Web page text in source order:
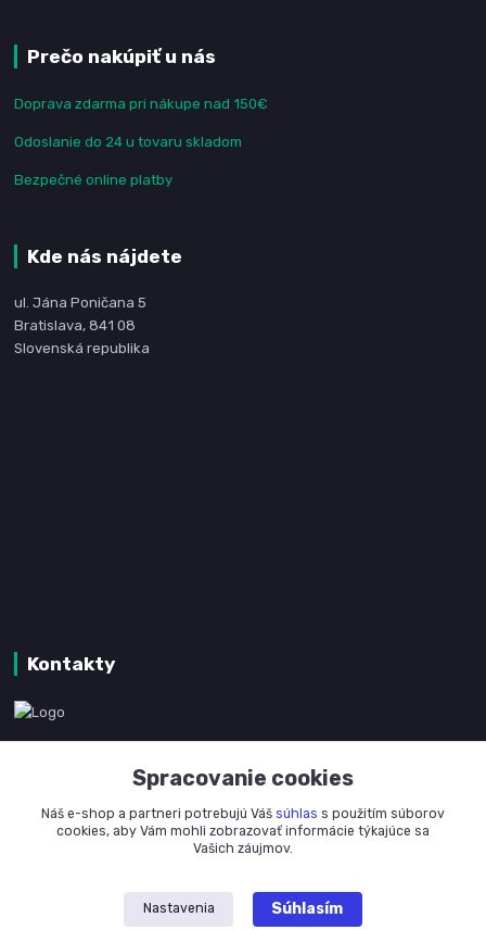
Prečo nakúpiť u nás
Doprava zdarma pri nákupe nad 150€
Odoslanie do 24 u tovaru skladom
Bezpečné online platby
Kde nás nájdete
ul. Jána Poničana 5
Bratislava, 841 08
Slovenská republika
Kontakty
+421 905 327 801
(Po-Pia, 8-16 hod.)
Spracovanie cookies
Náš e-shop a partneri potrebujú Váš súhlas s použitím súborov
cookies, aby Vám mohli zobrazovať informácie týkajúce sa
Vašich záujmov.
Nastavenia Súhlasím